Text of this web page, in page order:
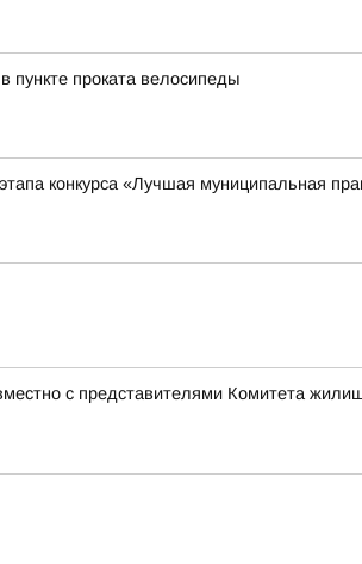
пункте проката велосипеды
конкурса «Лучшая муниципальная
с представителями Комитета